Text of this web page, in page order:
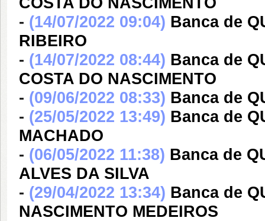
- (14/07/2022 09:04) Banca de
RIBEIRO
- (14/07/2022 08:44) Banca de
COSTA DO NASCIMENTO
- (09/06/2022 08:33) Banca de
- (25/05/2022 13:49) Banca de
MACHADO
- (06/05/2022 11:38) Banca de
ALVES DA SILVA
- (29/04/2022 13:34) Banca de
NASCIMENTO MEDEIROS